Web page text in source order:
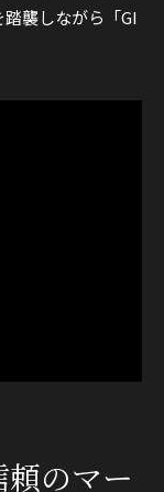
踏襲しながら「GI
のマー